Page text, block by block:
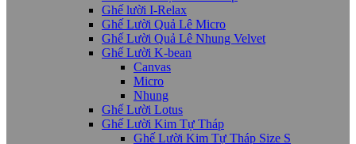
Ghế lười I-Relax
Ghế Lười Quả Lê Micro
Ghế Lười Quả Lê Nhung Velvet
Ghế Lười K-bean
Canvas
Micro
Nhung
Ghế Lười Lotus
Ghế Lười Kim Tự Tháp
Ghế Lười Kim Tự Tháp Size S